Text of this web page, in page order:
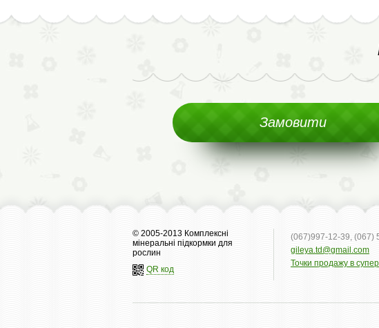
Замовити
© 2005-2013 Комплексні
мінеральні підкормки для
рослин
QR код
(067)997-12-39, (067)
gileya.td@gmail.com
Точки продажу в